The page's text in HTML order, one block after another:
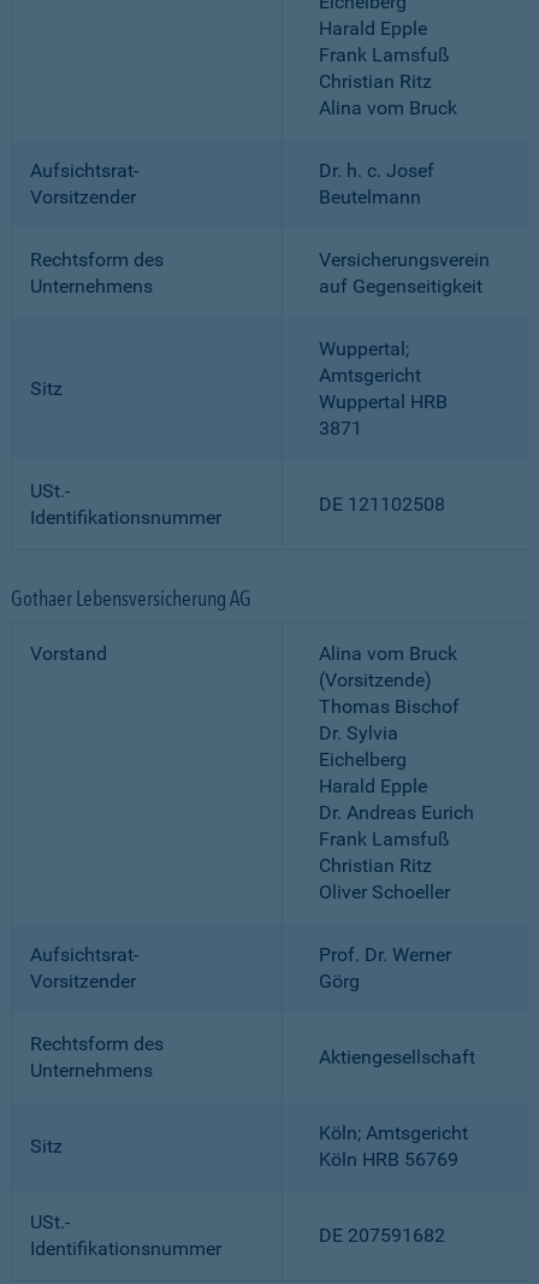
Harald Epple
Frank Lamsfuß
Christian Ritz
Alina vom Bruck
Aufsichtsrat-
Vorsitzender
Dr. h. c. Josef
Beutelmann
Rechtsform des
Unternehmens
Versicherungsverein
auf Gegenseitigkeit
Sitz
Wuppertal;
Amtsgericht
Wuppertal HRB
3871
USt.-
Identifikationsnummer
DE 121102508
Gothaer Lebensversicherung AG
Vorstand
Alina vom Bruck
(Vorsitzende)
Thomas Bischof
Dr. Sylvia
Eichelberg
Harald Epple
Dr. Andreas Eurich
Frank Lamsfuß
Christian Ritz
Oliver Schoeller
Aufsichtsrat-
Vorsitzender
Prof. Dr. Werner
Görg
Rechtsform des
Unternehmens
Aktiengesellschaft
Sitz
Köln; Amtsgericht
Köln HRB 56769
USt.-
Identifikationsnummer
DE 207591682